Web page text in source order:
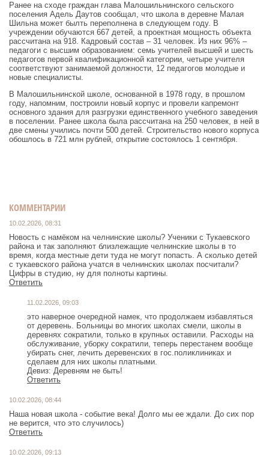
Ранее на сходе граждан глава Малошильнинского сельского
поселения Адель Даутов сообщал, что школа в деревне Малая
Шильна может былть переполнена в следующем году. В
учреждении обучаются 667 детей, а проектная мощность объекта
рассчитана на 918. Кадровый состав – 31 человек. Из них 96% –
педагоги с высшим образованием: семь учителей высшей и шесть
педагогов первой квалификационной категории, четыре учителя
соответствуют занимаемой должности, 12 педагогов молодые и
новые специалисты.
В Малошильнинской школе, основанной в 1978 году, в прошлом
году, напомним, построили новый корпус и провели капремонт
основного здания для разгрузки единственного учебного заведения
в поселении. Ранее школа была рассчитана на 250 человек, в ней в
две смены учились почти 500 детей. Строительство нового корпуса
обошлось в 721 млн рублей, открытие состоялось 1 сентября.
КОММЕНТАРИИ
10.02.2026, 08:31
Новость с намёком на челнинские школы? Ученики с Тукаевского
района и так заполняют близлежащие челнинские школы в то
время, когда местные дети туда не могут попасть. А сколько детей
с тукаевского района учатся в челнинских школах посчитали?
Цифры в студию, ну для полноты картины.
Ответить
11.02.2026, 09:03
это наверное очередной намек, что продолжаем избавляться
от деревень. Больницы во многих школах смели, школы в
деревнях сократили, только в крупных оставили. Расходы на
обслуживание, уборку сократили, теперь перестанем вообще
убирать снег, лечить деревенских в гос.поликлиниках и
сделаем для них школы платными.
Девиз: Деревням не быть!
Ответить
10.02.2026, 08:44
Наша новая школа - событие века! Долго мы ее ждали. До сих пор
Ответить
10.02.2026, 09:13